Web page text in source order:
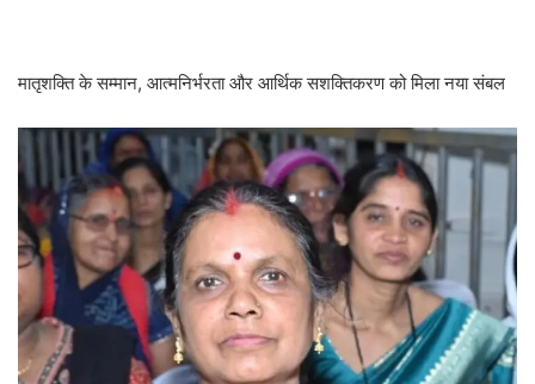
मातृशक्ति के सम्मान, आत्मनिर्भरता और आर्थिक सशक्तिकरण को मिला नया संबल